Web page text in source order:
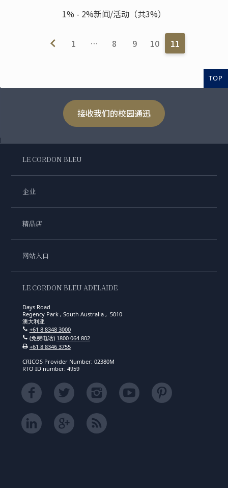
1% - 2%新闻/活动（共3%）
1 … 8 9 10 11
TOP
接收我们的校园通迅
LE CORDON BLEU
企业
精品店
网站入口
LE CORDON BLEU ADELAIDE
Days Road
Regency Park , South Australia , 5010
澳大利亚
+61 8 8348 3000
(免费电话) 1800 064 802
+61 8 8346 3755
CRICOS Provider Number: 02380M
RTO ID number: 4959